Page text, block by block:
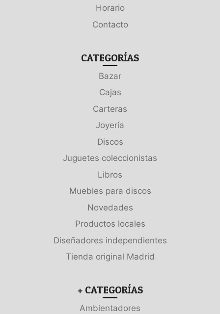
Horario
Contacto
CATEGORÍAS
Bazar
Cajas
Carteras
Joyería
Discos
Juguetes coleccionistas
Libros
Muebles para discos
Novedades
Productos locales
Diseñadores independientes
Tienda original Madrid
+ CATEGORÍAS
Ambientadores